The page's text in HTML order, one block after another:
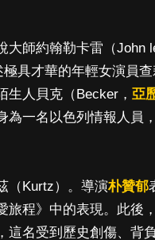
大師約翰勒卡雷（John
具才華的年輕女演員查
生人貝克（Becker， 亞
為一名以色列情報人員
（Kurtz）。導演朴贊郁
旅程》中的表現。此後
名受到歷史創傷、背